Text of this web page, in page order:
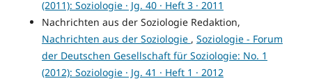
(2011): Soziologie · Jg. 40 · Heft 3 · 2011
Nachrichten aus der Soziologie Redaktion,
Nachrichten aus der Soziologie , Soziologie - Forum
der Deutschen Gesellschaft für Soziologie: No. 1
(2012): Soziologie · Jg. 41 · Heft 1 · 2012